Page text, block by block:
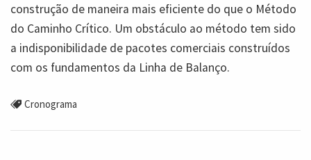
construção de maneira mais eficiente do que o Método
do Caminho Crítico. Um obstáculo ao método tem sido
a indisponibilidade de pacotes comerciais construídos
com os fundamentos da Linha de Balanço.
Cronograma